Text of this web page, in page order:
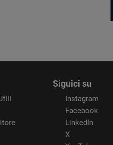
Siguici su
Instagram
Facebook
LinkedIn
X